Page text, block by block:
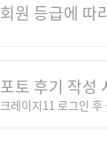
회원 등급에 따
포토 후기 작성
크레이지11 로그인